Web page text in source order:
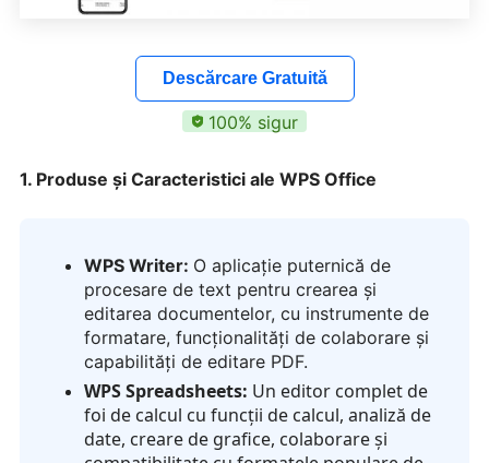
Descărcare Gratuită
100% sigur
1. Produse și Caracteristici ale WPS Office
WPS Writer: O aplicație puternică de
procesare de text pentru crearea și
editarea documentelor, cu instrumente de
formatare, funcționalități de colaborare și
capabilități de editare PDF.
WPS Spreadsheets: Un editor complet de
foi de calcul cu funcții de calcul, analiză de
date, creare de grafice, colaborare și